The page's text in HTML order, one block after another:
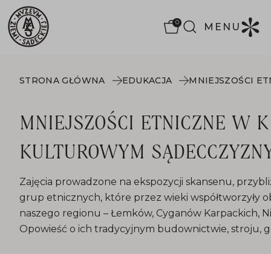
0 MENU
STRONA GŁÓWNA EDUKACJA
MNIEJSZOŚCI ETNICZNE W
KULTUROWYM
Zajęcia prowadzone na ekspozycji skansenu,
grup etnicznych, które przez wieki współtworzyły
naszego regionu – Łemków, Cyganów Karpackich,
Opowieść o ich tradycyjnym budownictwie, stroju,